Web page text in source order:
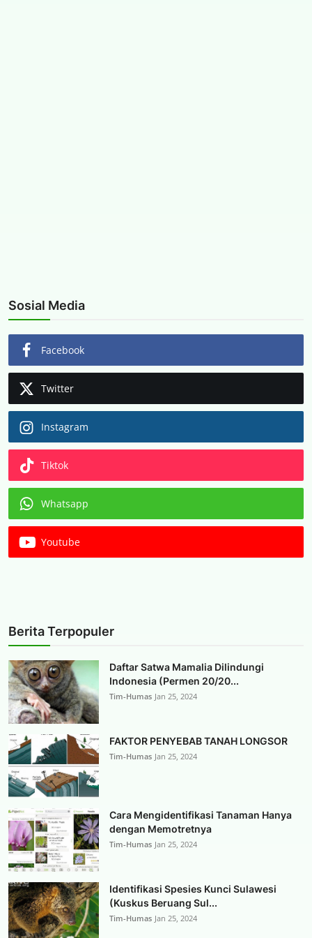
Sosial Media
Facebook
Twitter
Instagram
Tiktok
Whatsapp
Youtube
Berita Terpopuler
Daftar Satwa Mamalia Dilindungi
Indonesia (Permen 20/20...
Tim-Humas Jan 25, 2024
FAKTOR PENYEBAB TANAH LONGSOR
Tim-Humas Jan 25, 2024
Cara Mengidentifikasi Tanaman Hanya
dengan Memotretnya
Tim-Humas Jan 25, 2024
Identifikasi Spesies Kunci Sulawesi
(Kuskus Beruang Sul...
Tim-Humas Jan 25, 2024